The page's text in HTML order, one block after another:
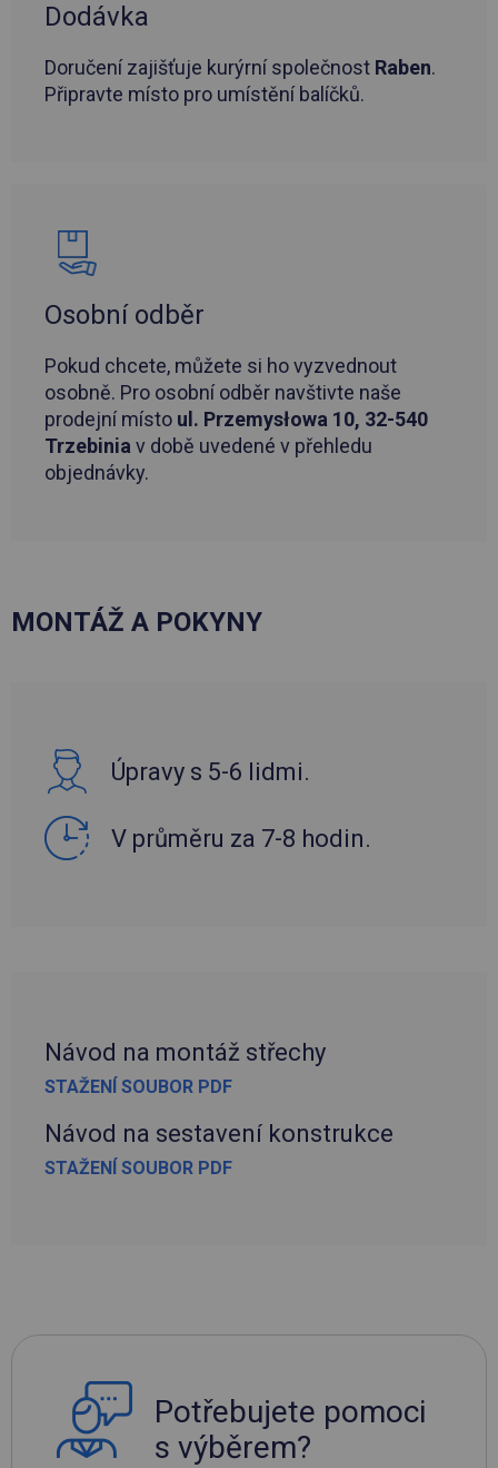
Dodávka
Doručení zajišťuje kurýrní společnost Raben.
Připravte místo pro umístění balíčků.
Osobní odběr
Pokud chcete, můžete si ho vyzvednout
osobně. Pro osobní odběr navštivte naše
prodejní místo ul. Przemysłowa 10, 32-540
Trzebiniav době uvedené v přehledu
objednávky.
MONTÁŽ A POKYNY
Úpravy s 5-6 lidmi.
V průměru za 7-8 hodin.
Návod na montáž střechy
STAŽENÍ SOUBOR PDF
Návod na sestavení konstrukce
STAŽENÍ SOUBOR PDF
Potřebujete pomoci
s výběrem?